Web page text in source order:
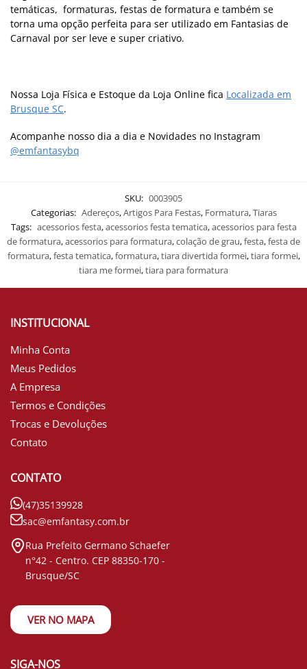
temáticas, formaturas, festas de formatura e também se
torna uma opção perfeita para ser utilizado em Fantasias de
Carnaval por ser leve e super criativo.
Nossa Loja Física e Estoque da Loja Online fica Localizada em
Brusque SC.
Acompanhe nosso dia a dia e Novidades no Instagram
@emfantasybq
SKU: 0003905
Categorias: Adereços,Artigos Para Festas, Formatura,Tiaras
Tags: acessorios festa,acessorios festa tematica,acessorios para festa
de formatura,acessorios para formatura,colação de grau,festa,festa de
formatura,festa tematica,formatura,tiara divertida formei,tiara formei,
tiara me formei,tiara para formatura
INSTITUCIONAL
Minha Conta
Meus Pedidos
A Empresa
Termos e Condições
Trocas e Devoluções
Contato
CONTATO
(47)35139928
sac@emfantasy.com.br
Rua Prefeito Germano Schaefer
n°42 - Centro. CEP 88350-170 -
Brusque/SC
VER NO MAPA
SIGA-NOS